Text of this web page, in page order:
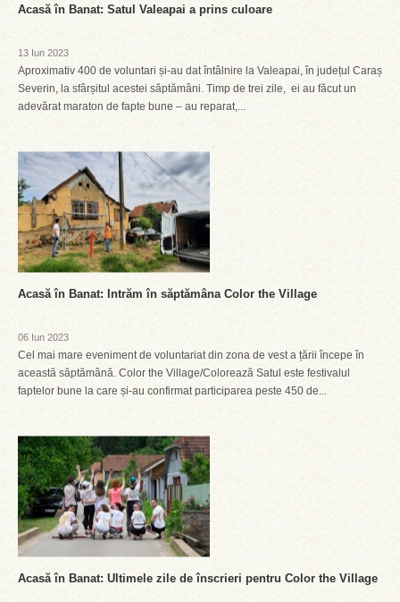
Acasă în Banat: Satul Valeapai a prins culoare
13 Iun 2023
Aproximativ 400 de voluntari și-au dat întâlnire la Valeapai, în județul Caraș
Severin, la sfârșitul acestei săptămâni. Timp de trei zile, ei au făcut un
adevărat maraton de fapte bune – au reparat,...
Acasă în Banat: Intrăm în săptămâna Color the Village
06 Iun 2023
Cel mai mare eveniment de voluntariat din zona de vest a țării începe în
această săptămână. Color the Village/Colorează Satul este festivalul
faptelor bune la care și-au confirmat participarea peste 450 de...
Acasă în Banat: Ultimele zile de înscrieri pentru Color the Village